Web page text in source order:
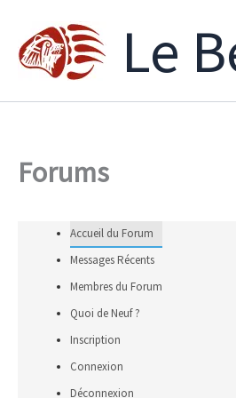
contenu
Le
Forums
Accueil du Forum
Messages Récents
Membres du Forum
Quoi de Neuf ?
Inscription
Connexion
Déconnexion